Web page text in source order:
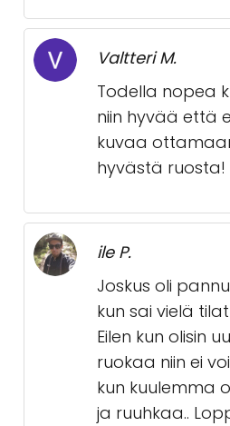
Valtteri M.
Todella nopea
niin hyvää että
kuvaa
hyvästä ruosta!
ile P.
Joskus oli
kun sai vielä
Eilen kun olisin
ruokaa niin ei
kun kuulemma
ja ruuhkaa..